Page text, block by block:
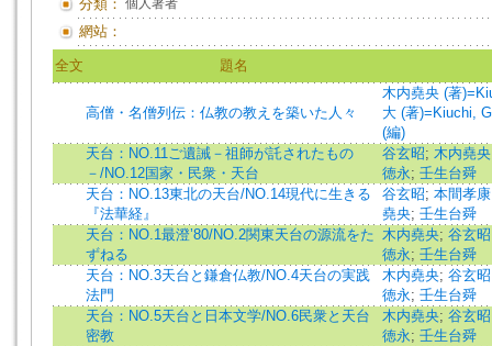
分類： 個人著者
網站：
全文 題名
高僧・名僧列伝：仏教の教えを築いた人々
木内堯央 (著
大 (著)=Kiuchi,
(編)
天台：NO.11ご遺誡－祖師が託されたもの
－/NO.12国家・民衆・天台
谷玄昭; 木内堯央
徳永; 壬生台舜
天台：NO.13東北の天台/NO.14現代に生きる
『法華経』
谷玄昭; 本間孝康
堯央; 壬生台舜
天台：NO.1最澄’80/NO.2関東天台の源流をた
ずねる
木内堯央; 谷玄昭
徳永; 壬生台舜
天台：NO.3天台と鎌倉仏教/NO.4天台の実践
法門
木内堯央; 谷玄昭
徳永; 壬生台舜
天台：NO.5天台と日本文学/NO.6民衆と天台
密教
木内堯央; 谷玄昭
徳永; 壬生台舜